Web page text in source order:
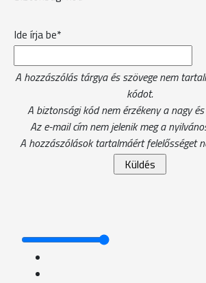
Ide írja be*
A hozzászólás tárgya és szövege nem
kódot.
A biztonsági kód nem érzékeny a nagy
Az e-mail cím nem jelenik meg a
A hozzászólások tartalmáért felelősséget